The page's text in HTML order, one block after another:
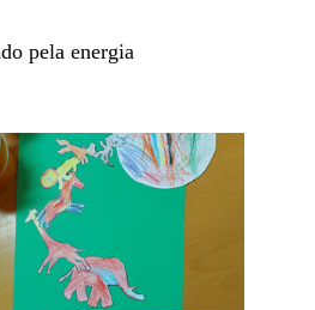
pela energia